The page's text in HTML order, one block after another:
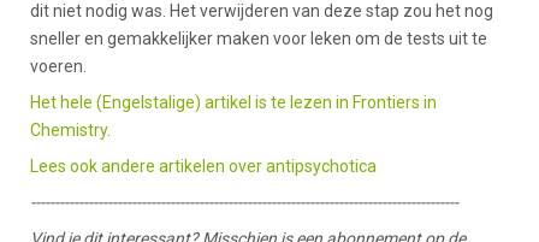
dit niet nodig was. Het verwijderen van deze stap zou het nog
sneller en gemakkelijker maken voor leken om de tests uit te
voeren.
Het hele (Engelstalige) artikel is te lezen in Frontiers in
Chemistry.
Lees ook andere artikelen over antipsychotica
-----------------------------------------------------------------------------------------